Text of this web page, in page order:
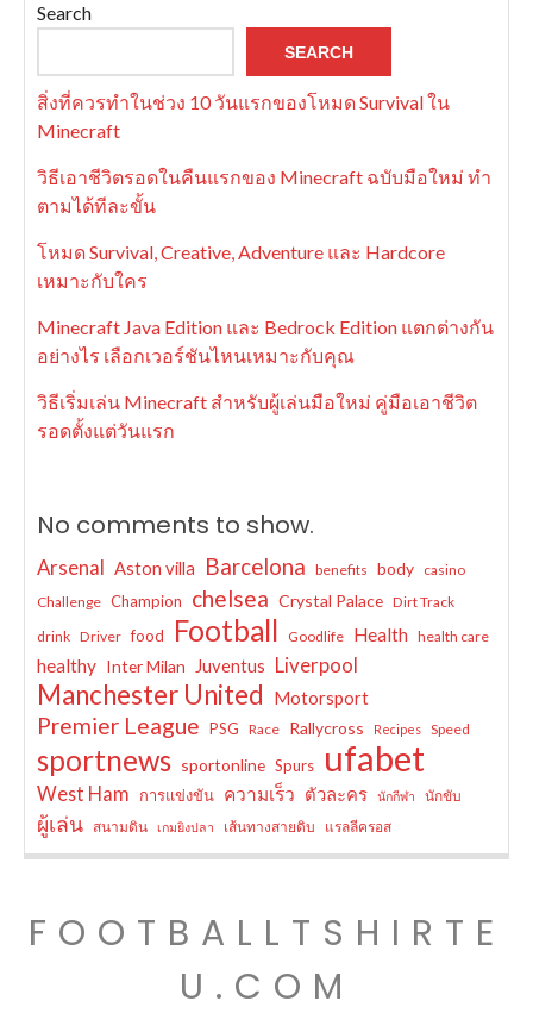
Search
SEARCH
สิ่งที่ควรทำในช่วง 10 วันแรกของโหมด Survival ใน
Minecraft
วิธีเอาชีวิตรอดในคืนแรกของ Minecraft ฉบับมือใหม่ ทำ
ตามได้ทีละขั้น
โหมด Survival, Creative, Adventure และ Hardcore
เหมาะกับใคร
Minecraft Java Edition และ Bedrock Edition แตกต่างกัน
อย่างไร เลือกเวอร์ชันไหนเหมาะกับคุณ
วิธีเริ่มเล่น Minecraft สำหรับผู้เล่นมือใหม่ คู่มือเอาชีวิต
รอดตั้งแต่วันแรก
No comments to show.
Arsenal Aston villa Barcelona benefits body casino
Challenge Champion chelsea Crystal Palace Dirt Track
drink Driver food Football Goodlife Health health care
healthy Inter Milan Juventus Liverpool
Manchester United Motorsport
Premier League PSG Race Rallycross Recipes Speed
sportnews sportonline Spurs ufabet
West Ham การแข่งขัน ความเร็ว ตัวละคร นักกีฬา นักขับ
ผู้เล่น สนามดิน เกมยิงปลา เส้นทางสายดิบ แรลลีครอส
FOOTBALLTSHIRTE
U.COM